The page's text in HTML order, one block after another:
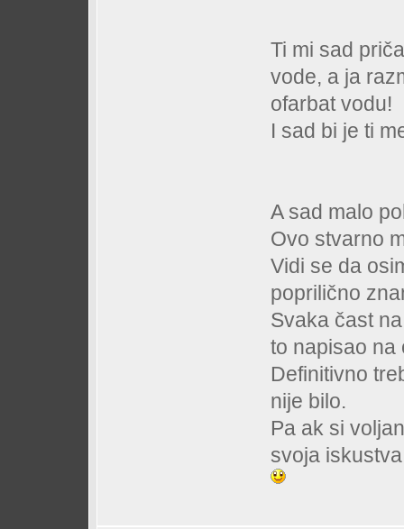
Ti mi sad
vode, a ja
ofarbat vodu!
I sad bi je ti
A sad malo
Ovo stvarno
Vidi se da
poprilično
Svaka čast
to napisao na
Definitivno
nije bilo.
Pa ak si
svoja